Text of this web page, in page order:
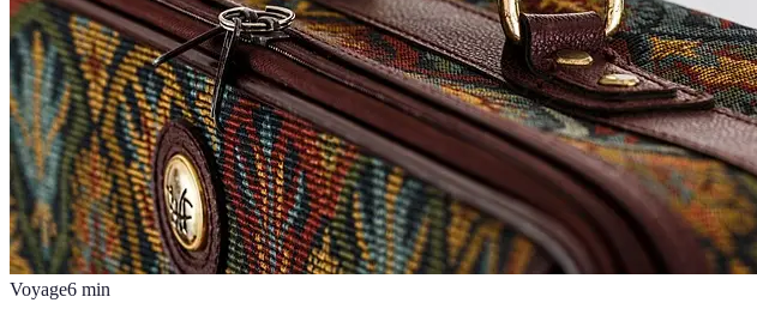
Voyage6 min